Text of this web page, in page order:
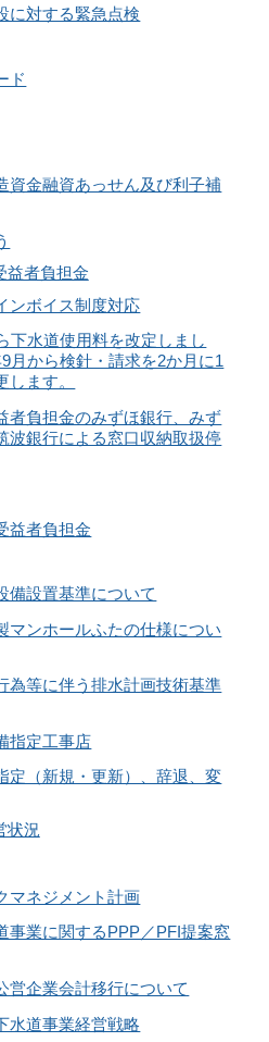
に対する緊急点検
ド
資金融資あっせん及び利子補
益者負担金
ンボイス制度対応
下水道使用料を改定しまし
月から検針・請求を2か月に1
します。
者負担金のみずほ銀行、みず
波銀行による窓口収納取扱停
益者負担金
備設置基準について
マンホールふたの仕様につい
為等に伴う排水計画技術基準
指定工事店
定（新規・更新）、辞退、変
状況
マネジメント計画
事業に関するPPP／PFI提案窓
営企業会計移行について
水道事業経営戦略